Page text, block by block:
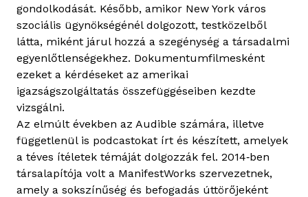
gondolkodását. Később, amikor New York város
szociális ügynökségénél dolgozott, testközelből
látta, miként járul hozzá a szegénység a társadalmi
egyenlőtlenségekhez. Dokumentumfilmesként
ezeket a kérdéseket az amerikai
igazságszolgáltatás összefüggéseiben kezdte
vizsgálni.
Az elmúlt években az Audible számára, illetve
függetlenül is podcastokat írt és készített, amelyek
a téves ítéletek témáját dolgozzák fel. 2014‑ben
társalapítója volt a ManifestWorks szervezetnek,
amely a sokszínűség és befogadás úttörőjeként